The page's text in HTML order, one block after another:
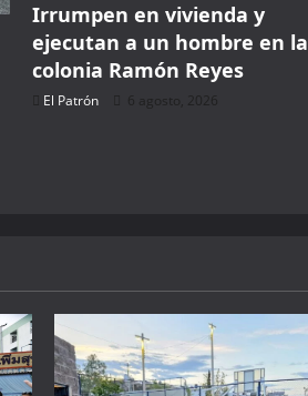
Irrumpen en vivienda y
ejecutan a un hombre en la
colonia Ramón Reyes
El Patrón 6 agosto, 2026